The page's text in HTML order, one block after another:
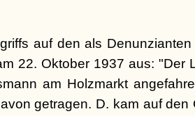
auf den als
22. Oktober 1937 aus: "Der
am Holzmarkt
getragen. D. kam auf den